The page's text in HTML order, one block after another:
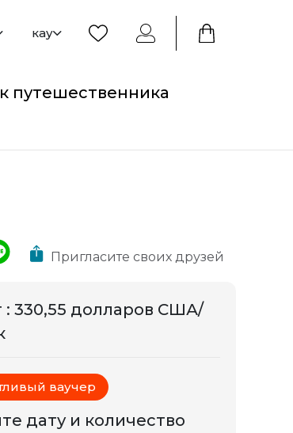
кау
путешественника
Пригласите своих друзей
: 330,55 долларов США/
ваучер
дату и количество